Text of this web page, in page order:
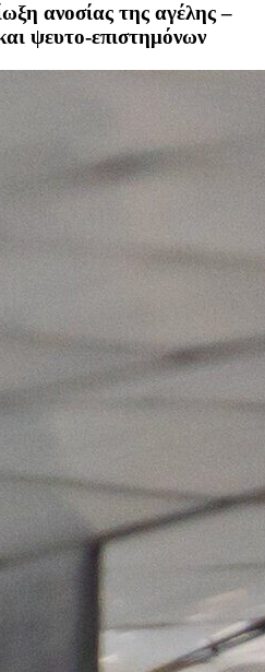
ανοσίας της αγέλης –
ψευτο-επιστημόνων